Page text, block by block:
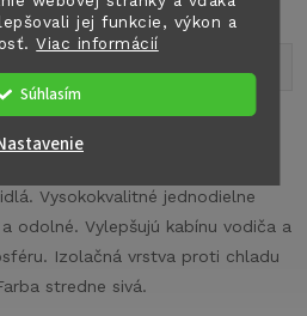
jej funkcie, výkon a
Viac informácií
Súhlasím
Vysokokvalitné jednodielne
odolné. Vylepšujú kabínu vodiča a
Izolačná vrstva proti chladu
stredne sivá.